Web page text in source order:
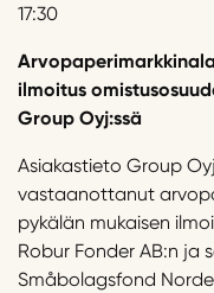
17:30
ilmoitus
Group Oyj:ssä
Asiakastieto Group Oyj
vastaanottanut
pykälän mukaisen
Robur Fonder AB:n ja
Småbolagsfond